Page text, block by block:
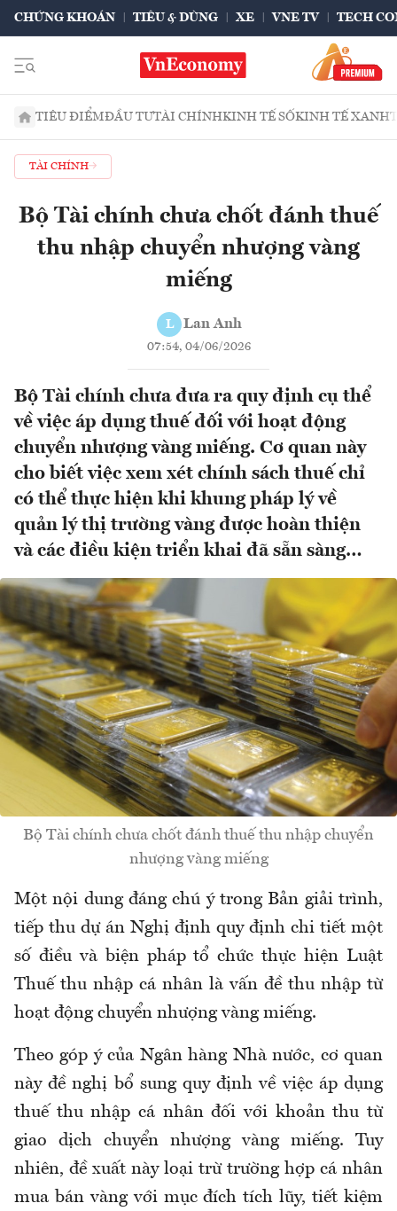
CHỨNG KHOÁN TIÊU & DÙNG XE VNE TV TECH
TIÊU ĐIỂMĐẦU TƯTÀI CHÍNHKINH TẾ SỐKINH TẾ XANH
TÀI CHÍNH
Bộ Tài chính chưa chốt đánh thuế
thu nhập chuyển nhượng vàng
miếng
L Lan Anh
07:54, 04/06/2026
Bộ Tài chính chưa đưa ra quy định cụ thể
về việc áp dụng thuế đối với hoạt động
chuyển nhượng vàng miếng. Cơ quan này
cho biết việc xem xét chính sách thuế chỉ
có thể thực hiện khi khung pháp lý về
quản lý thị trường vàng được hoàn thiện
và các điều kiện triển khai đã sẵn sàng…
Bộ Tài chính chưa chốt đánh thuế thu nhập chuyển
nhượng vàng miếng
Một nội dung đáng chú ý trong Bản giải trình,
tiếp thu dự án Nghị định quy định chi tiết một
số điều và biện pháp tổ chức thực hiện Luật
Thuế thu nhập cá nhân là vấn đề thu nhập từ
hoạt động chuyển nhượng vàng miếng.
Theo góp ý của Ngân hàng Nhà nước, cơ quan
này đề nghị bổ sung quy định về việc áp dụng
thuế thu nhập cá nhân đối với khoản thu từ
giao dịch chuyển nhượng vàng miếng. Tuy
nhiên, đề xuất này loại trừ trường hợp cá nhân
mua bán vàng với mục đích tích lũy, tiết kiệm